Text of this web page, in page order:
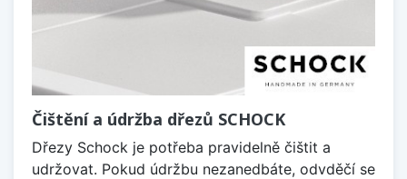
Čištění a údržba dřezů SCHOCK
Dřezy Schock je potřeba pravidelně čištit a
udržovat. Pokud údržbu nezanedbáte, odvděčí se